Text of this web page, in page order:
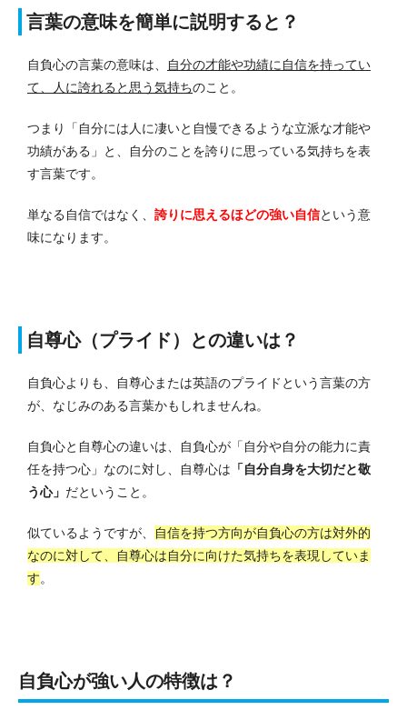
言葉の意味を簡単に説明すると？
自負心の言葉の意味は、
自分の才能や功績に自信を持ってい
て、人に誇れると思う気持ちのこと。
つまり「自分には人に凄いと自慢できるような立派な才能や
功績がある」と、自分のことを誇りに思っている気持ちを表
す言葉です。
単なる自信ではなく、 誇りに思えるほどの強い自信という意
味になります。
自尊心（プライド）との違いは？
自負心よりも、自尊心または英語のプライドという言葉の方
が、なじみのある言葉かもしれませんね。
自負心と自尊心の違いは、自負心が「自分や自分の能力に責
任を持つ心」なのに対し、自尊心は 「自分自身を大切だと敬
う心」 だということ。
似ているようですが、
自信を持つ方向が自負心の方は対外的
なのに対して、自尊心は自分に向けた気持ちを表現していま
す。
自負心が強い人の特徴は？